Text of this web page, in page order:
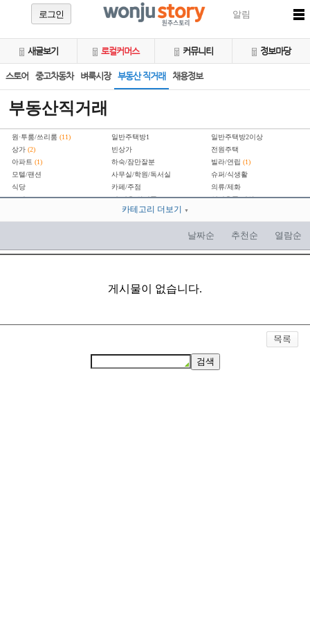
로그인 알림
새글보기 로컬커머스 커뮤니티 정보마당
스토어 중고차동차 벼룩시장 부동산 직거래 채용정보
부동산직거래
원·투룸/쓰리룸 (11) 일반주택방1
일반주택방2이상
상가 (2) 빈상가
전원주택
아파트 (1) 하숙/잠만잘분 빌라/연립 (1)
모텔/팬션
사무실/학원/독서실
슈퍼/식생활
식당
카페/주점
의류/제화
오락/스포츠
이·미용/화장품
일반용품/잡화
기타부동산
분양권
교환/구합니다
카테고리 더보기 ▼
날짜순 추천순 열람순
게시물이 없습니다.